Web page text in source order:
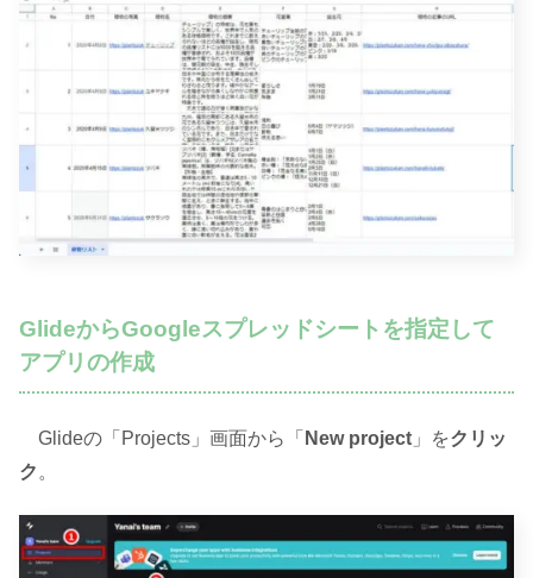
GlideからGoogleスプレッドシートを指定して
アプリの作成
Glideの「Projects」画面から「 New project 」をクリッ
ク 。